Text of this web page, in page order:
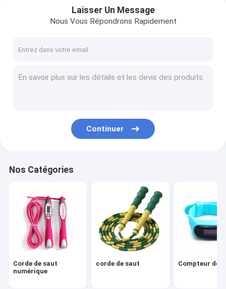
corde de saut
Compteur de pas
bouteille d'eau de sports
Diffuseur d'huiles essentielles
Série électronique de loisirs
Laisser Un Message
Nous Vous Répondrons Rapidement
Continuer
Nos Catégories
Corde de saut
numérique
corde de saut Compteur de